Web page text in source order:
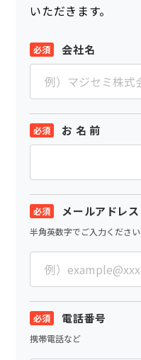
いただきます。
会社名
お 名 前
メールアドレス
半角英数字でご入力ください
電話番号
携帯電話など